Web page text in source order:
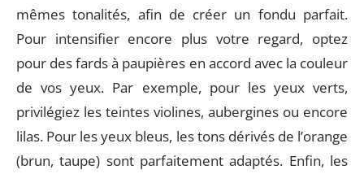
mêmes tonalités, afin de créer un fondu parfait.
Pour intensifier encore plus votre regard, optez
pour des fards à paupières en accord avec la couleur
de vos yeux. Par exemple, pour les yeux verts,
privilégiez les teintes violines, aubergines ou encore
lilas. Pour les yeux bleus, les tons dérivés de l’orange
(brun, taupe) sont parfaitement adaptés. Enfin, les